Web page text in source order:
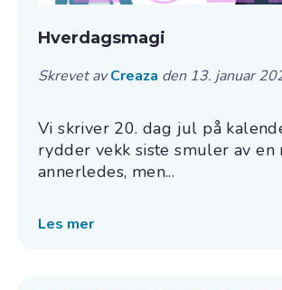
Hverdagsmagi
Skrevet avCreaza den 13. januar
Vi skriver 20. dag jul på
rydder vekk siste smuler av en
annerledes, men...
Les mer